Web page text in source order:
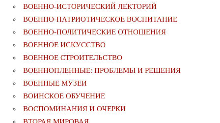
ВОЕННО-ИСТОРИЧЕСКИЙ ЛЕКТОРИЙ
ВОЕННО-ПАТРИОТИЧЕСКОЕ ВОСПИТАНИЕ
ВОЕННО-ПОЛИТИЧЕСКИE ОТНОШЕНИЯ
ВОЕННОЕ ИСКУССТВО
ВОЕННОЕ СТРОИТЕЛЬСТВО
ВОЕННОПЛЕННЫЕ: ПРОБЛЕМЫ И РЕШЕНИЯ
ВОЕННЫЕ МУЗЕИ
ВОИНСКОЕ ОБУЧЕНИЕ
ВОСПОМИНАНИЯ И ОЧЕРКИ